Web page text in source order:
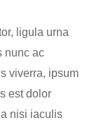
ligula urna
nunc ac
viverra, ipsum
est dolor
nisi iaculis